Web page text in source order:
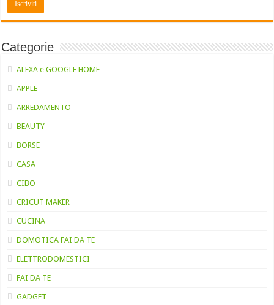
Categorie
ALEXA e GOOGLE HOME
APPLE
ARREDAMENTO
BEAUTY
BORSE
CASA
CIBO
CRICUT MAKER
CUCINA
DOMOTICA FAI DA TE
ELETTRODOMESTICI
FAI DA TE
GADGET